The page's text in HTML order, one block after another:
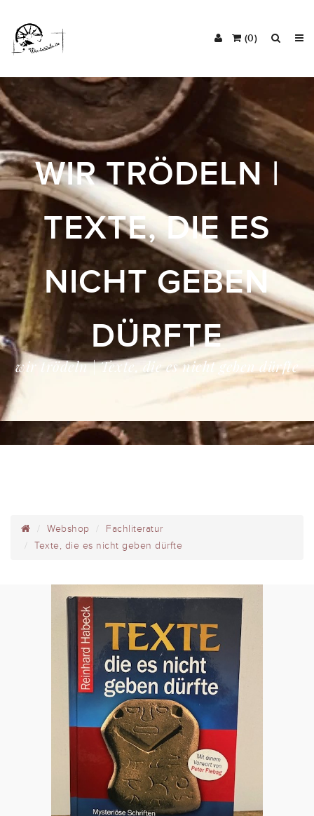
(0)
WIR TRÖDELN |
TEXTE, DIE ES
NICHT GEBEN
DÜRFTE
wir trödeln | Texte, die es nicht geben dürfte
Webshop
Fachliteratur
Texte, die es nicht geben dürfte